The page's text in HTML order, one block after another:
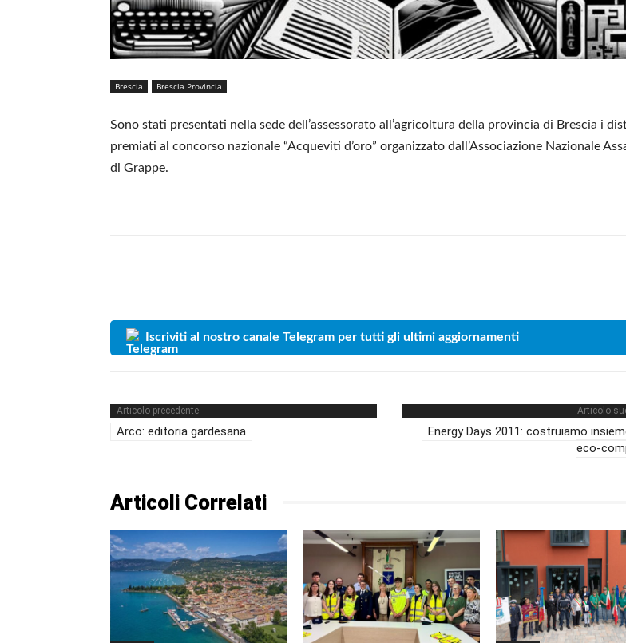
Brescia Brescia Provincia
Sono stati presentati nella sede dell’assessorato all’agricoltura della provincia di Brescia i
premiati al concorso nazionale “Acqueviti d’oro” organizzato dall’Associazione Nazionale
di Grappe.
Iscriviti al nostro canale Telegram per tutti gli ultimi aggiornamenti
Articolo precedente
Arco: editoria gardesana
Articolo
Energy Days 2011: costruiamo
eco-
Articoli Correlati